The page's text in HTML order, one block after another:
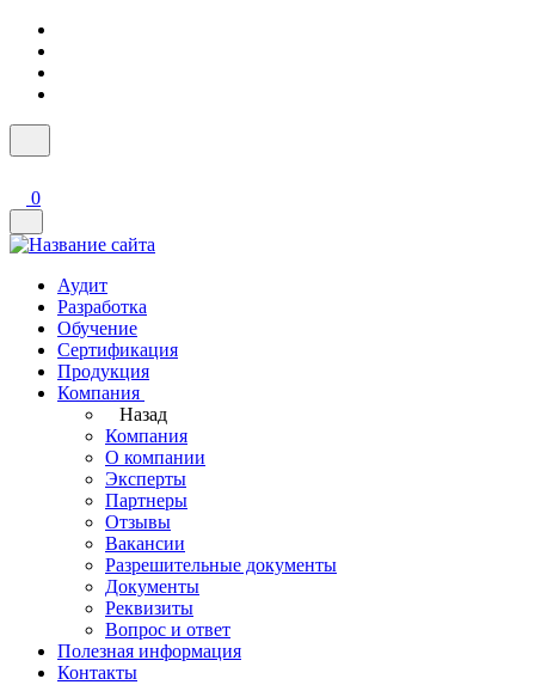
0
Аудит
Разработка
Обучение
Сертификация
Продукция
Компания
Назад
Компания
О компании
Эксперты
Партнеры
Отзывы
Вакансии
Разрешительные документы
Документы
Реквизиты
Вопрос и ответ
Полезная информация
Контакты